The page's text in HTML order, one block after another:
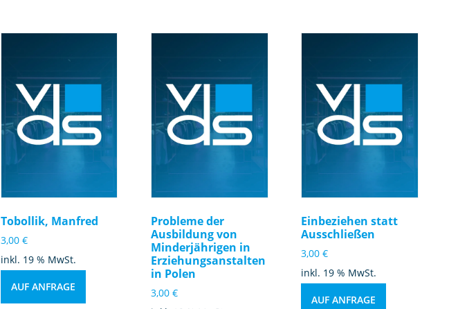
Tobollik, Manfred
3,00 €
inkl. 19 % MwSt.
AUF ANFRAGE
Probleme der
Ausbildung von
Minderjährigen in
Erziehungsanstalten
in Polen
3,00€
Einbeziehen statt
Ausschließen
3,00€
inkl. 19 % MwSt.
AUF ANFRAGE